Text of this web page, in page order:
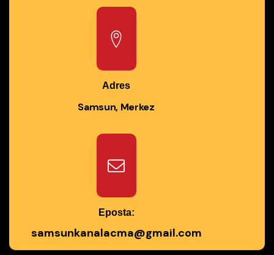
Adres
Samsun, Merkez
Eposta:
samsunkanalacma@gmail.com